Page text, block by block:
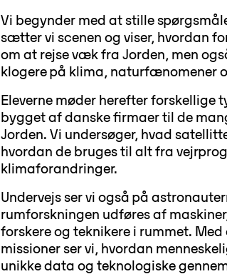
Vi begynder med at stille
sætter vi scenen og viser, hvordan
om at rejse væk fra Jorden, men
klogere på klima, naturfænomener
Eleverne møder herefter forskellige
bygget af danske firmaer til de
Jorden. Vi undersøger, hvad
hvordan de bruges til alt fra
klimaforandringer.
Undervejs ser vi også på
rumforskningen udføres af
forskere og teknikere i rummet.
missioner ser vi, hvordan
unikke data og teknologiske